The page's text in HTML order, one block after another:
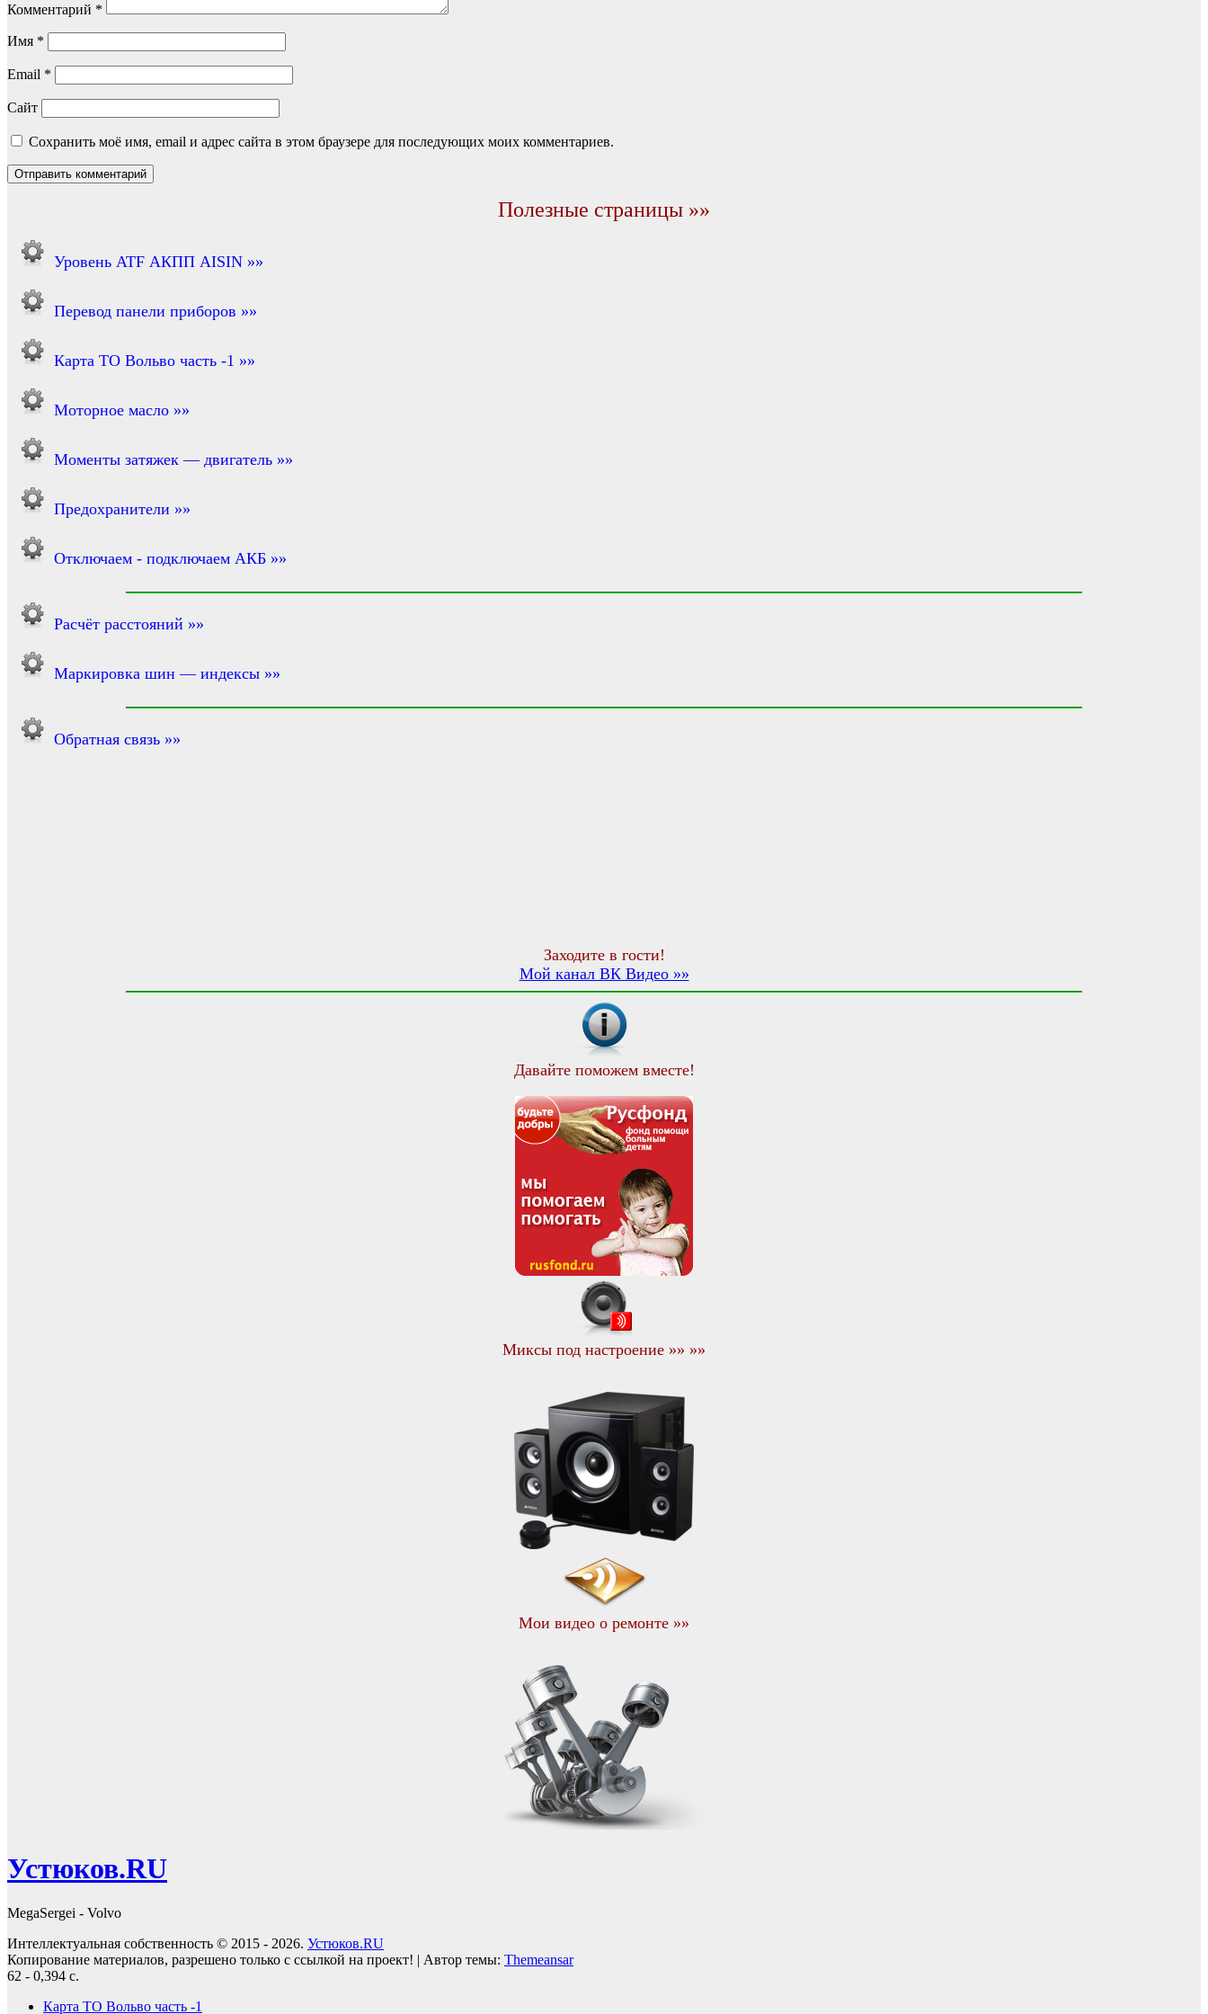
Комментарий *
Имя *
Email *
Сайт
Сохранить моё имя, email и адрес сайта в этом браузере для последующих моих комментариев.
Полезные страницы »»
Уровень ATF АКПП AISIN »»
Перевод панели приборов »»
Карта ТО Вольво часть -1 »»
Моторное масло »»
Моменты затяжек — двигатель »»
Предохранители »»
Отключаем - подключаем АКБ »»
Расчёт расстояний »»
Маркировка шин — индексы »»
Обратная связь »»
Заходите в гости!
Мой канал ВК Видео »»
Давайте поможем вместе!
Миксы под настроение »» »»
Мои видео о ремонте »»
Устюков.RU
MegaSergei - Volvo
Интеллектуальная собственность © 2015 - 2026. Устюков.RU
Копирование материалов, разрешено только с ссылкой на проект! | Автор темы: Themeansar
62 - 0,394 с.
Карта ТО Вольво часть -1